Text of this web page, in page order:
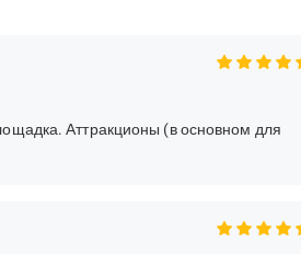
Аттракционы (в основном для